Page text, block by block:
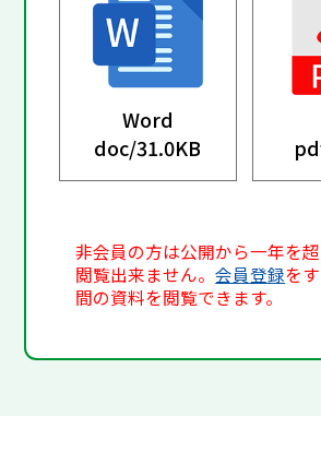
Word
doc/31.0KB
非会員の方は公開から一年を
閲覧出来ません。会員登録を
間の資料を閲覧できます。